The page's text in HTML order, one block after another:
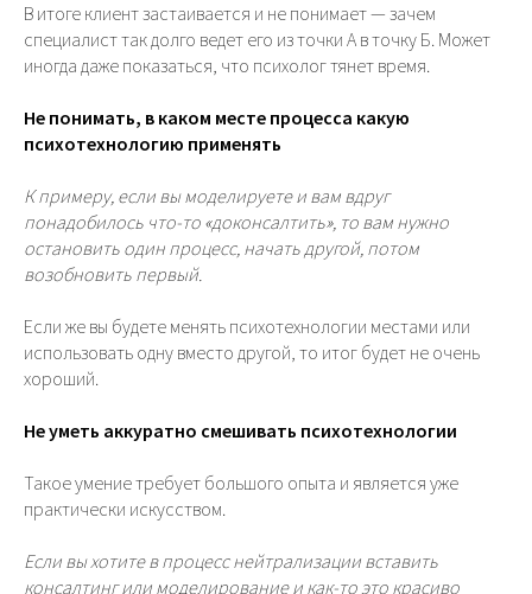
В итоге клиент застаивается и не понимает — зачем
специалист так долго ведет его из точки А в точку Б. Может
иногда даже показаться, что психолог тянет время.
Не понимать, в каком месте процесса какую
психотехнологию применять
К примеру, если вы моделируете и вам вдруг
понадобилось что-то «доконсалтить», то вам нужно
остановить один процесс, начать другой, потом
возобновить первый.
Если же вы будете менять психотехнологии местами или
использовать одну вместо другой, то итог будет не очень
хороший.
Не уметь аккуратно смешивать психотехнологии
Такое умение требует большого опыта и является уже
практически искусством.
Если вы хотите в процесс нейтрализации вставить
консалтинг или моделирование и как-то это красиво